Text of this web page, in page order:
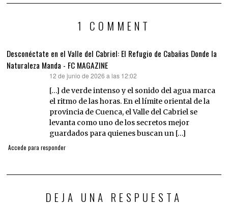
1 COMMENT
Desconéctate en el Valle del Cabriel: El Refugio de Cabañas Donde la
Naturaleza Manda - FC MAGAZINE
12 de junio de 2026 a las 12:02
[…] de verde intenso y el sonido del agua marca
el ritmo de las horas. En el límite oriental de la
provincia de Cuenca, el Valle del Cabriel se
levanta como uno de los secretos mejor
guardados para quienes buscan un […]
Accede para responder
DEJA UNA RESPUESTA